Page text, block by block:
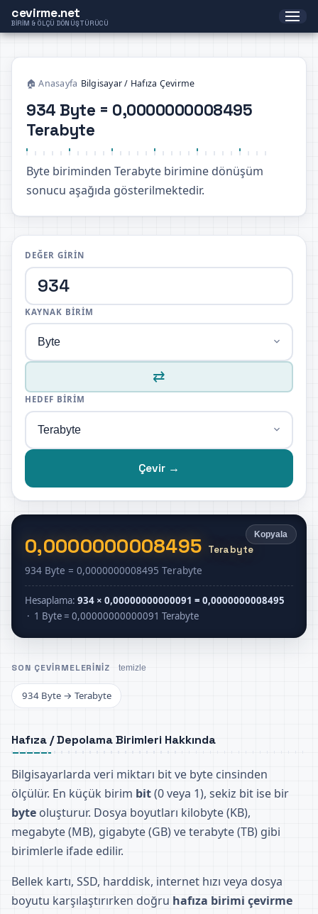
cevirme.net
BIRIM & ÖLÇÜ DÖNÜŞTÜRÜCÜ
🏠 Anasayfa Bilgisayar / Hafıza Çevirme
934 Byte = 0,0000000008495
Terabyte
Byte biriminden Terabyte birimine dönüşüm
sonucu aşağıda gösterilmektedir.
DEĞER GIRIN
KAYNAK BIRIM
⇄
HEDEF BIRIM
Çevir →
Kopyala
0,0000000008495 Terabyte
934 Byte = 0,0000000008495 Terabyte
Hesaplama:934 × 0,00000000000091 = 0,0000000008495
· 1 Byte = 0,00000000000091 Terabyte
SON ÇEVIRMELERINIZ temizle
934 Byte → Terabyte
Hafıza / Depolama Birimleri Hakkında
Bilgisayarlarda veri miktarı bit ve byte cinsinden
ölçülür. En küçük birim bit(0 veya 1), sekiz bit ise bir
byte oluşturur. Dosya boyutları kilobyte (KB),
megabyte (MB), gigabyte (GB) ve terabyte (TB) gibi
birimlerle ifade edilir.
Bellek kartı, SSD, harddisk, internet hızı veya dosya
boyutu karşılaştırırken doğru hafıza birimi çevirme